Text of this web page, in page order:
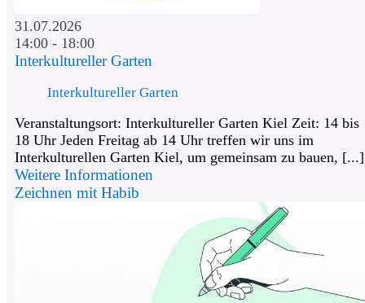
31.07.2026
14:00 - 18:00
Interkultureller Garten
Interkultureller Garten
Veranstaltungsort: Interkultureller Garten Kiel Zeit: 14 bis
18 Uhr Jeden Freitag ab 14 Uhr treffen wir uns im
Interkulturellen Garten Kiel, um gemeinsam zu bauen, [...]
Weitere Informationen
Zeichnen mit Habib